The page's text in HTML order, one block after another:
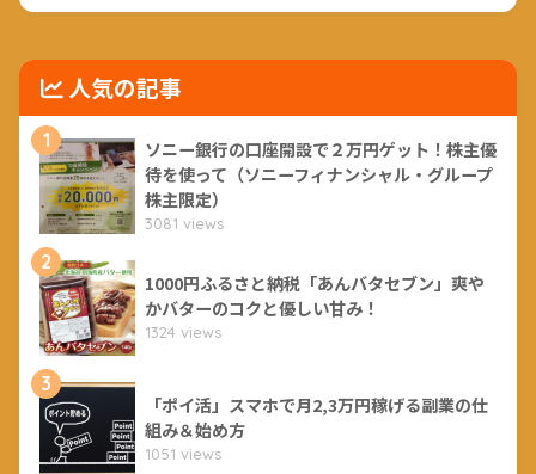
人気の記事
1
ソニー銀行の口座開設で２万円ゲット！株主優
待を使って（ソニーフィナンシャル・グループ
株主限定）
3081 views
2
1000円ふるさと納税「あんバタセブン」爽や
かバターのコクと優しい甘み！
1324 views
3
「ポイ活」スマホで月2,3万円稼げる副業の仕
組み＆始め方
1051 views